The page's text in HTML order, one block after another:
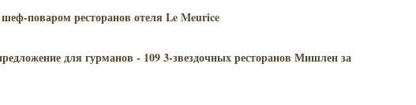
поваром ресторанов отеля Le Meurice
для гурманов - 109 3-звездочных ресторанов Мишлен за